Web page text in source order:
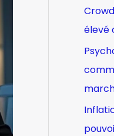
e
r
:
élevé